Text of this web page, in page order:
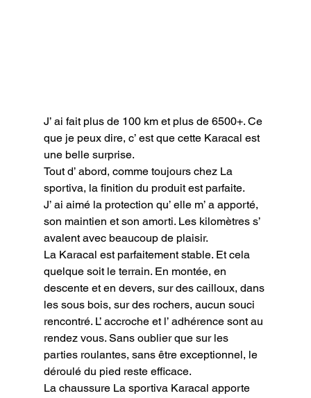
J’ ai fait plus de 100 km et plus de 6500+. Ce
que je peux dire, c’ est que cette Karacal est
une belle surprise.
Tout d’ abord, comme toujours chez La
sportiva, la finition du produit est parfaite.
J’ ai aimé la protection qu’ elle m’ a apporté,
son maintien et son amorti. Les kilomètres s’
avalent avec beaucoup de plaisir.
La Karacal est parfaitement stable. Et cela
quelque soit le terrain. En montée, en
descente et en devers, sur des cailloux, dans
les sous bois, sur des rochers, aucun souci
rencontré. L’ accroche et l’ adhérence sont au
rendez vous. Sans oublier que sur les
parties roulantes, sans être exceptionnel, le
déroulé du pied reste efficace.
La chaussure La sportiva Karacal apporte